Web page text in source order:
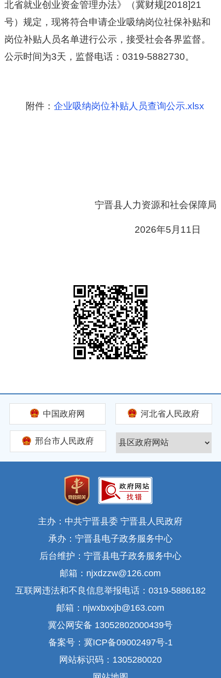
北省就业创业资金管理办法》（冀财规[2018]21
号）规定，现将符合申请企业吸纳岗位社保补贴和
岗位补贴人员名单进行公示，接受社会各界监督。
公示时间为3天，监督电话： 0319-5882730。
附件： 企业吸纳岗位补贴人员查询公示.xlsx
宁晋县人力资源和社会保障局
2026年5月11日
中国政府网 河北省人民政府
邢台市人民政府
主办：中共宁晋县委 宁晋县人民政府
承办：宁晋县电子政务服务中心
后台维护：宁晋县电子政务服务中心
邮箱：njxdzzw@126.com
互联网违法和不良信息举报电话：0319-5886182
邮箱：njwxbxxjb@163.com
冀公网安备 13052802000439号
备案号：冀ICP备09002497号-1
网站标识码：1305280020